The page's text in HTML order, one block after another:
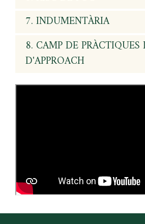
7. INDUMENTÀRIA
8. CAMP DE
D'APPROACH